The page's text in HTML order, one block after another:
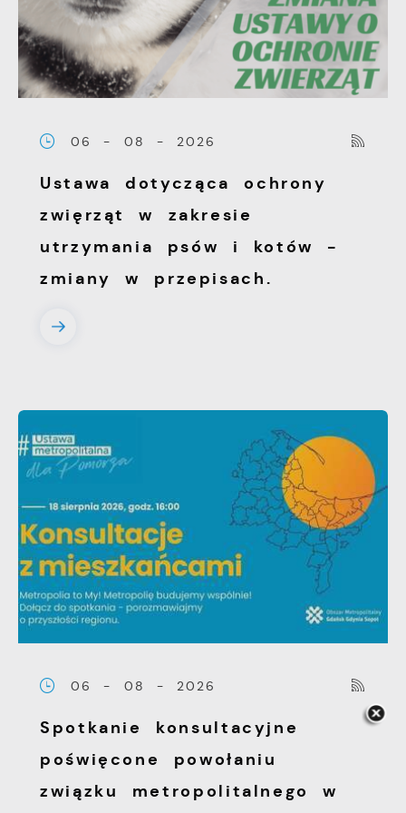
06 - 08 - 2026
Ustawa dotycząca ochrony
zwięrząt w zakresie
utrzymania psów i kotów -
zmiany w przepisach.
06 - 08 - 2026
Spotkanie konsultacyjne
poświęcone powołaniu
związku metropolitalnego w
witryny internetowej. Treści promocyjne
mogą pojawić się na stronach podmiotów
trzecich lub firm będących naszymi
partnerami oraz innych dostawców usług.
pośredników prezentujących nasze treści w
postaci wiadomości, ofert, komunikatów